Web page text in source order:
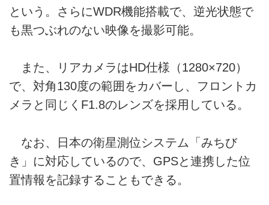
という。さらにWDR機能搭載で、逆光状態で
も黒つぶれのない映像を撮影可能。
また、リアカメラはHD仕様（1280×720）
で、対角130度の範囲をカバーし、フロントカ
メラと同じくF1.8のレンズを採用している。
なお、日本の衛星測位システム「みちび
き」に対応しているので、GPSと連携した位
置情報を記録することもできる。